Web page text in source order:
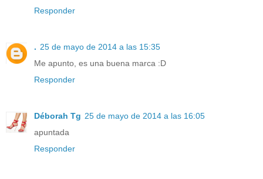
Responder
. 25 de mayo de 2014 a las 15:35
Me apunto, es una buena marca :D
Responder
Déborah Tg 25 de mayo de 2014 a las 16:05
apuntada
Responder